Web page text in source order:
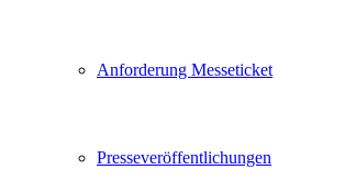
Anforderung Messeticket
Presseveröffentlichungen